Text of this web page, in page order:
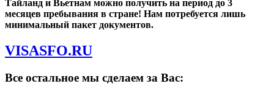
Тайланд и Вьетнам можно получить на период до 3
месяцев пребывания в стране! Нам потребуется лишь
минимальный пакет документов.
VISASFO.RU
Все остальное мы сделаем за Вас: